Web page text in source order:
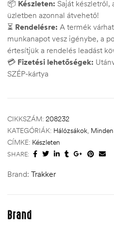
📦 Készleten: Saját készletről,
üzletben azonnal átvehető!
⏳ Rendelésre: A termék
munkanapot vesz igénybe, a
értesítjük a rendelés leadást
💳 Fizetési lehetőségek:
SZÉP-kártya
CIKKSZÁM: 208232
KATEGÓRIÁK: Hálózsákok,
CÍMKE: Készleten
SHARE:
Brand: Trakker
Brand